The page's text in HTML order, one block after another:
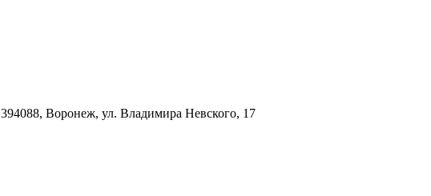
394088, Воронеж, ул. Владимира Невского, 17